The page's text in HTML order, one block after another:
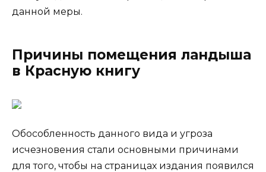
данной меры.
Причины помещения ландыша
в Красную книгу
Обособленность данного вида и угроза
исчезновения стали основными причинами
для того, чтобы на страницах издания появился